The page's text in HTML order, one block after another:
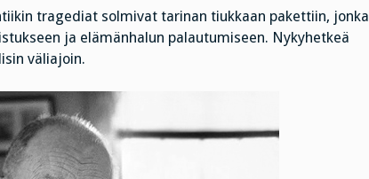
tragediat solmivat tarinan tiukkaan pakettiin, jonka
ja elämänhalun palautumiseen. Nykyhetkeä
väliajoin.